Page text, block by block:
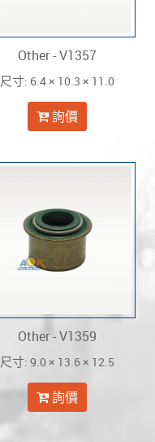
Other - V1357
尺寸: 6.4 × 10.3 × 11.0
詢價
Other - V1359
尺寸: 9.0 × 13.6 × 12.5
詢價